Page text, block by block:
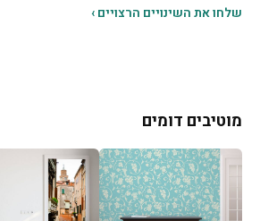
שלחו את השינויים הרצויים ›
מוטיבים דומים